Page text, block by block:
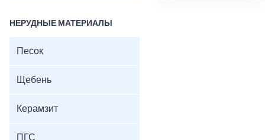
НЕРУДНЫЕ МАТЕРИАЛЫ
Песок
Щебень
Керамзит
ПГС